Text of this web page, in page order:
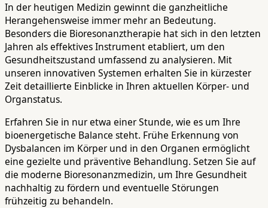
In der heutigen Medizin gewinnt die ganzheitliche
Herangehensweise immer mehr an Bedeutung.
Besonders die Bioresonanztherapie hat sich in den letzten
Jahren als effektives Instrument etabliert, um den
Gesundheitszustand umfassend zu analysieren. Mit
unseren innovativen Systemen erhalten Sie in kürzester
Zeit detaillierte Einblicke in Ihren aktuellen Körper- und
Organstatus.
Erfahren Sie in nur etwa einer Stunde, wie es um Ihre
bioenergetische Balance steht. Frühe Erkennung von
Dysbalancen im Körper und in den Organen ermöglicht
eine gezielte und präventive Behandlung. Setzen Sie auf
die moderne Bioresonanzmedizin, um Ihre Gesundheit
nachhaltig zu fördern und eventuelle Störungen
frühzeitig zu behandeln.